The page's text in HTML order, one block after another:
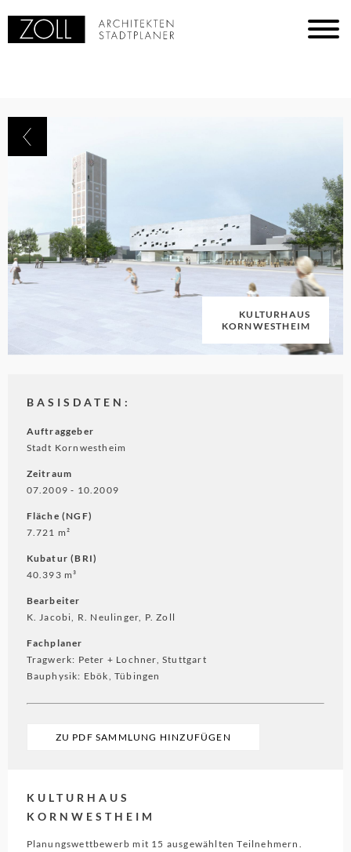
KULTURHAUS
KORNWESTHEIM
BASISDATEN:
Auftraggeber
Stadt Kornwestheim
Zeitraum
07.2009 ‐ 10.2009
Fläche (NGF)
7.721 m²
Kubatur (BRI)
40.393 m³
Bearbeiter
K. Jacobi, R. Neulinger, P. Zoll
Fachplaner
Tragwerk: Peter + Lochner, Stuttgart
Bauphysik: Ebök, Tübingen
ZU PDF SAMMLUNG HINZUFÜGEN
KULTURHAUS
KORNWESTHEIM
Planungswettbewerb mit 15 ausgewählten Teilnehmern.